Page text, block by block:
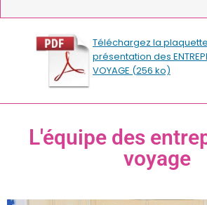
Téléchargez la
présentation des
VOYAGE (256 ko)
L'équipe des
voyage